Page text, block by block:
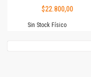
$22.800,00
Sin Stock Físico